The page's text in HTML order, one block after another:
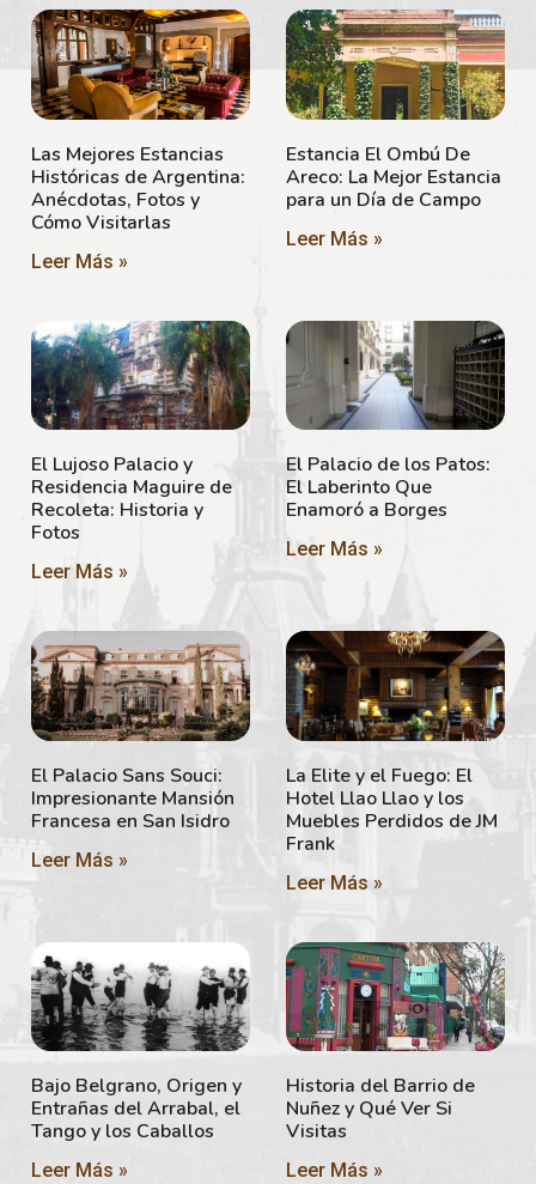
Las Mejores Estancias
Históricas de Argentina:
Anécdotas, Fotos y
Cómo Visitarlas
Leer Más »
Estancia El Ombú De
Areco: La Mejor Estancia
para un Día de Campo
Leer Más »
El Lujoso Palacio y
Residencia Maguire de
Recoleta: Historia y
Fotos
Leer Más »
El Palacio de los Patos:
El Laberinto Que
Enamoró a Borges
Leer Más »
El Palacio Sans Souci:
Impresionante Mansión
Francesa en San Isidro
Leer Más »
La Elite y el Fuego: El
Hotel Llao Llao y los
Muebles Perdidos de JM
Frank
Leer Más »
Bajo Belgrano, Origen y
Entrañas del Arrabal, el
Tango y los Caballos
Leer Más »
Historia del Barrio de
Nuñez y Qué Ver Si
Visitas
Leer Más »